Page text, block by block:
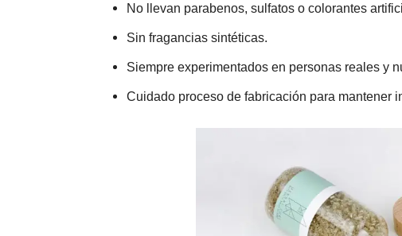
No llevan parabenos, sulfatos o colorantes
Sin fragancias sintéticas.
Siempre experimentados en personas reales y
Cuidado proceso de fabricación para mantener